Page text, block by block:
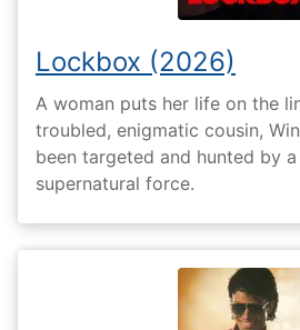
Lockbox (2026)
A woman puts her life on the
troubled, enigmatic cousin,
been targeted and hunted by
supernatural force.